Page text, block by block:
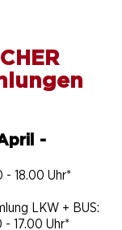
-
- 18.00 Uhr*
LKW + BUS:
17.00 Uhr*